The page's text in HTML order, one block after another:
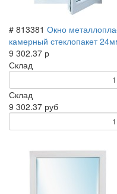
# 813381 Окно
камерный стеклопакет
9 302.37 р
Склад
Склад
9 302.37 руб